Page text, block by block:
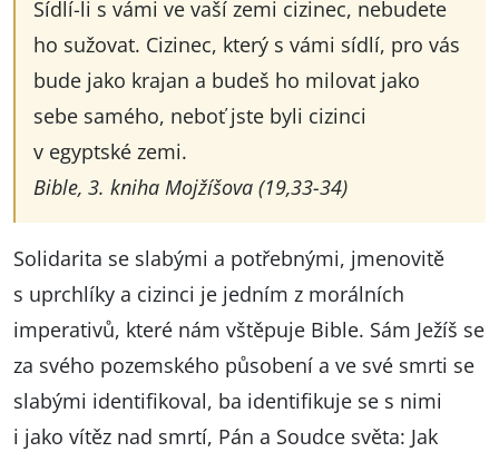
Sídlí-li s vámi ve vaší zemi cizinec, nebudete
ho sužovat. Cizinec, který s vámi sídlí, pro vás
bude jako krajan a budeš ho milovat jako
sebe samého, neboť jste byli cizinci
v egyptské zemi.
Bible, 3. kniha Mojžíšova (19,33-34)
Solidarita se slabými a potřebnými, jmenovitě
s uprchlíky a cizinci je jedním z morálních
imperativů, které nám vštěpuje Bible. Sám Ježíš se
za svého pozemského působení a ve své smrti se
slabými identifikoval, ba identifikuje se s nimi
i jako vítěz nad smrtí, Pán a Soudce světa: Jak